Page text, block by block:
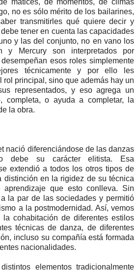
matices, de momentos, de climas
no es sólo mérito de los bailarines,
transmitirles qué quiere decir y
tener en cuenta las capacidades
y las del conjunto, no en vano los
y Mercury son interpretados por
esos roles simplemente
técnicamente y por ello les
rol principal, sino que además hay un
representados, y eso agrega un
completa, o ayuda a completar, la
la obra.
nació diferenciándose de las danzas
debe su carácter elitista. Esa
extendió a todos los otros tipos de
distinción en la rigidez de su técnica
que esto conlleva. Sin
la par de las sociedades y permitió
a la postmodernidad. Así, vemos
cohabitación de diferentes estilos
técnicas de danza, de diferentes
incluso su compañía está formada
nacionalidades.
elementos tradicionalmente